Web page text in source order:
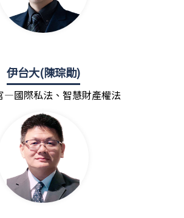
伊台大(陳琮勛)
—國際私法、智慧財產權法